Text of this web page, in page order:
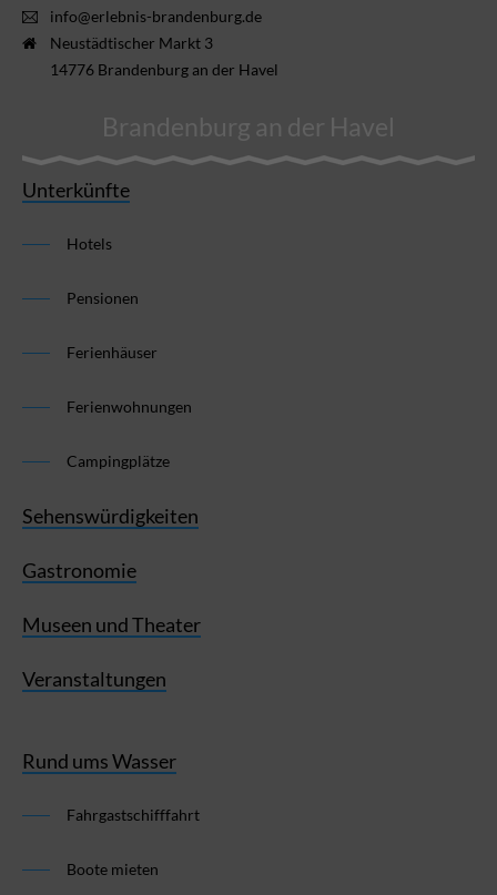
info@erlebnis-brandenburg.de
Neustädtischer Markt 3
14776 Brandenburg an der Havel
Brandenburg an der Havel
Unterkünfte
Hotels
Pensionen
Ferienhäuser
Ferienwohnungen
Campingplätze
Sehenswürdigkeiten
Gastronomie
Museen und Theater
Veranstaltungen
Rund ums Wasser
Fahrgastschifffahrt
Boote mieten